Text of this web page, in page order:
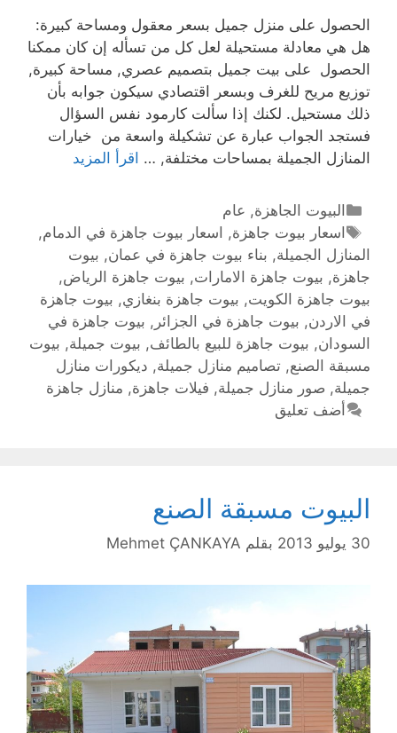
الحصول على منزل جميل بسعر معقول ومساحة كبيرة:
هل هي معادلة مستحيلة لعل كل من تسأله إن كان ممكنا
الحصول على بيت جميل بتصميم عصري, مساحة كبيرة,
توزيع مريح للغرف وبسعر اقتصادي سيكون جوابه بأن
ذلك مستحيل. لكنك إذا سألت كارمود نفس السؤال
فستجد الجواب عبارة عن تشكيلة واسعة من خيارات
المنازل الجميلة بمساحات مختلفة, … اقرأ المزيد
البيوت الجاهزة, عام
اسعار بيوت جاهزة, اسعار بيوت جاهزة في الدمام,
المنازل الجميلة, بناء بيوت جاهزة في عمان, بيوت
جاهزة, بيوت جاهزة الامارات, بيوت جاهزة الرياض ,
بيوت جاهزة الكويت, بيوت جاهزة بنغازي, بيوت جاهزة
في الاردن, بيوت جاهزة في الجزائر, بيوت جاهزة في
السودان, بيوت جاهزة للبيع بالطائف, بيوت جميلة, بيوت
مسبقة الصنع, تصاميم منازل جميلة, ديكورات منازل
جميلة, صور منازل جميلة, فيلات جاهزة, منازل جاهزة
أضف تعليق
البيوت مسبقة الصنع
30 يوليو 2013 بقلم Mehmet ÇANKAYA